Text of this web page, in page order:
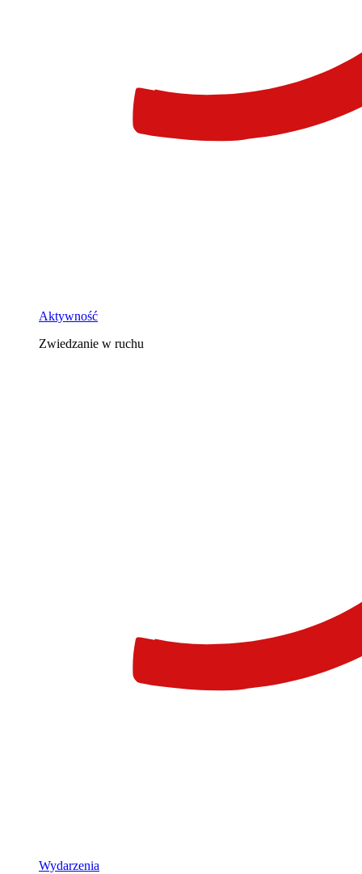
Aktywność
Zwiedzanie w ruchu
Wydarzenia